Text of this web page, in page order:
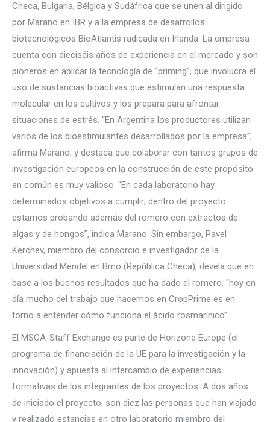
Checa, Bulgaria, Bélgica y Sudáfrica que se unen al dirigido
por Marano en IBR y a la empresa de desarrollos
biotecnológicos BioAtlantis radicada en Irlanda. La empresa
cuenta con dieciséis años de experiencia en el mercado y son
pioneros en aplicar la tecnología de “priming”, que involucra el
uso de sustancias bioactivas que estimulan una respuesta
molecular en los cultivos y los prepara para afrontar
situaciones de estrés. “En Argentina los productores utilizan
varios de los bioestimulantes desarrollados por la empresa”,
afirma Marano, y destaca que colaborar con tantos grupos de
investigación europeos en la construcción de este propósito
en común es muy valioso. “En cada laboratorio hay
determinados objetivos a cumplir; dentro del proyecto
estamos probando además del romero con extractos de
algas y de hongos”, indica Marano. Sin embargo, Pavel
Kerchev, miembro del consorcio e investigador de la
Universidad Mendel en Brno (República Checa), devela que en
base a los buenos resultados que ha dado el romero, “hoy en
día mucho del trabajo que hacemos en CropPrime es en
torno a entender cómo funciona el ácido rosmarínico”.
El MSCA-Staff Exchange es parte de Horizone Europe (el
programa de financiación de la UE para la investigación y la
innovación) y apuesta al intercambio de experiencias
formativas de los integrantes de los proyectos. A dos años
de iniciado el proyecto, son diez las personas que han viajado
y realizado estancias en otro laboratorio miembro del